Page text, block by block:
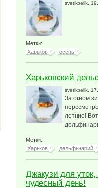
svetikbelik ,
Метки:
Харьков
осень
Харьковский
svetikbelik ,
За окном
летние!
Метки:
Харьков
дельфинарий
Джакузи для
чудесный день!